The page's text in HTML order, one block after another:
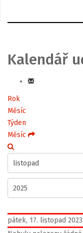
Kalendář
Rok
Měsíc
Týden
Měsíc
pátek, 17. listopad 2023